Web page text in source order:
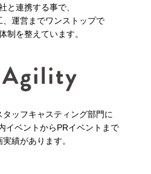
と連携する事で、
、運営までワンストップで
制を整えています。
ッフキャスティング部門に
イベントからPRイベントまで
績があります。